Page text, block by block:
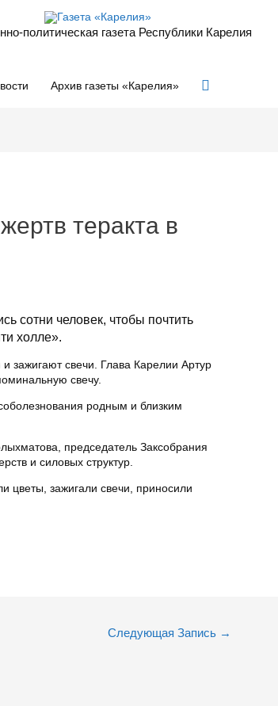
политическая газета Республики Карелия
Архив газеты «Карелия» Поиск
теракта в
сотни человек, чтобы почтить
холле».
зажигают свечи. Глава Карелии Артур
свечу.
родным и близким
председатель Заксобрания
и силовых структур.
цветы, зажигали свечи, приносили
Следующая Запись →